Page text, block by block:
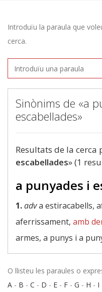
Introduïu la paraula que
cerca.
Sinònims de «a
escabellades»
Resultats de la cerca
escabellades» (1
a punyades i
1.adva estiracabells,
aferrissament, amb
armes, a punys i a
O llisteu les paraules o
A - B - C - D - E - F - G - H - I